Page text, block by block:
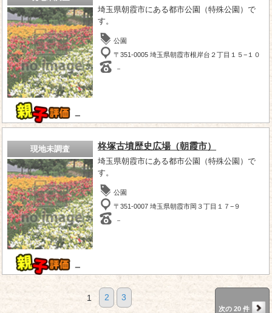
－
埼玉県朝霞市にある都市公園（特殊公園）で
す。
公園
〒351-0005 埼玉県朝霞市根岸台２丁目１５−１０
－
現地未調査
－
柊塚古墳歴史広場（朝霞市）
埼玉県朝霞市にある都市公園（特殊公園）で
す。
公園
〒351-0007 埼玉県朝霞市岡３丁目１７−９
－
1 2 3
次の 20 件